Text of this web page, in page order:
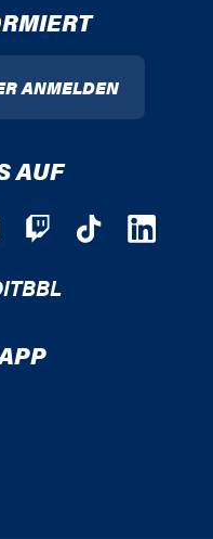
ANMELDEN
AUF